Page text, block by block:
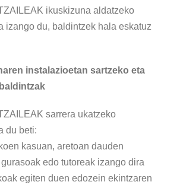
ikuskizuna aldatzeko
izango du, baldintzek hala eskatuz
instalazioetan sartzeko eta
sarrera ukatzeko
du beti:
kasuan, aretoan dauden
edo tutoreak izango dira
egiten duen edozein ekintzaren